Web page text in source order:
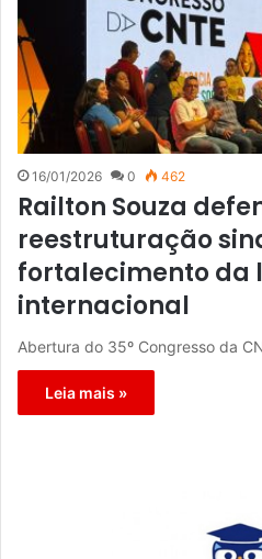
16/01/2026 0 462
Railton Souza
reestruturação
fortalecimento da
internacional
Abertura do 35º Congresso da
Leia mais »